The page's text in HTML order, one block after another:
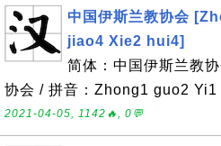
中国伊斯兰教协会
jiao4 Xie2 hui4]
简体：中国伊斯兰教
协会 / 拼音：Zhong1 guo2
2021-04-05, 1142🔥, 0💬